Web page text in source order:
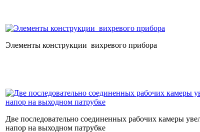
Элементы конструкции вихревого прибора
Две последовательно соединенных рабочих камеры
напор на выходном патрубке